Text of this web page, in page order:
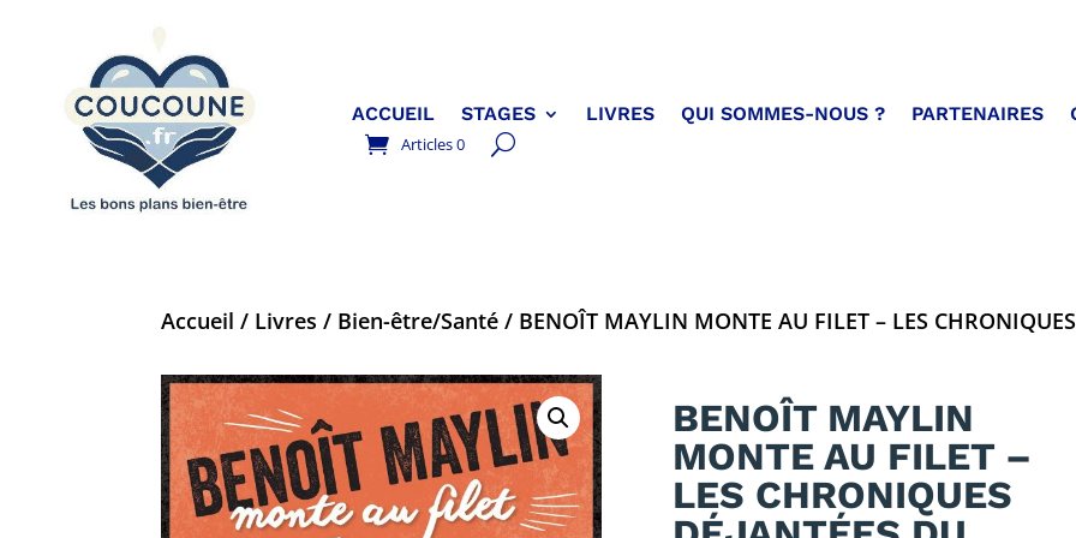
ACCUEIL STAGES LIVRES QUI SOMMES-NOUS ? PARTENAIRES
Articles 0
Accueil / Livres / Bien-être/Santé / BENOÎT MAYLIN MONTE AU FILET – LES
BENOÎT MAYLIN
MONTE AU FILET –
LES CHRONIQUES